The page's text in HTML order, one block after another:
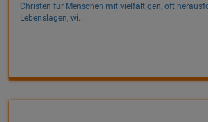
Christen für Menschen mit vielfältigen, oft
Lebenslagen, wi...